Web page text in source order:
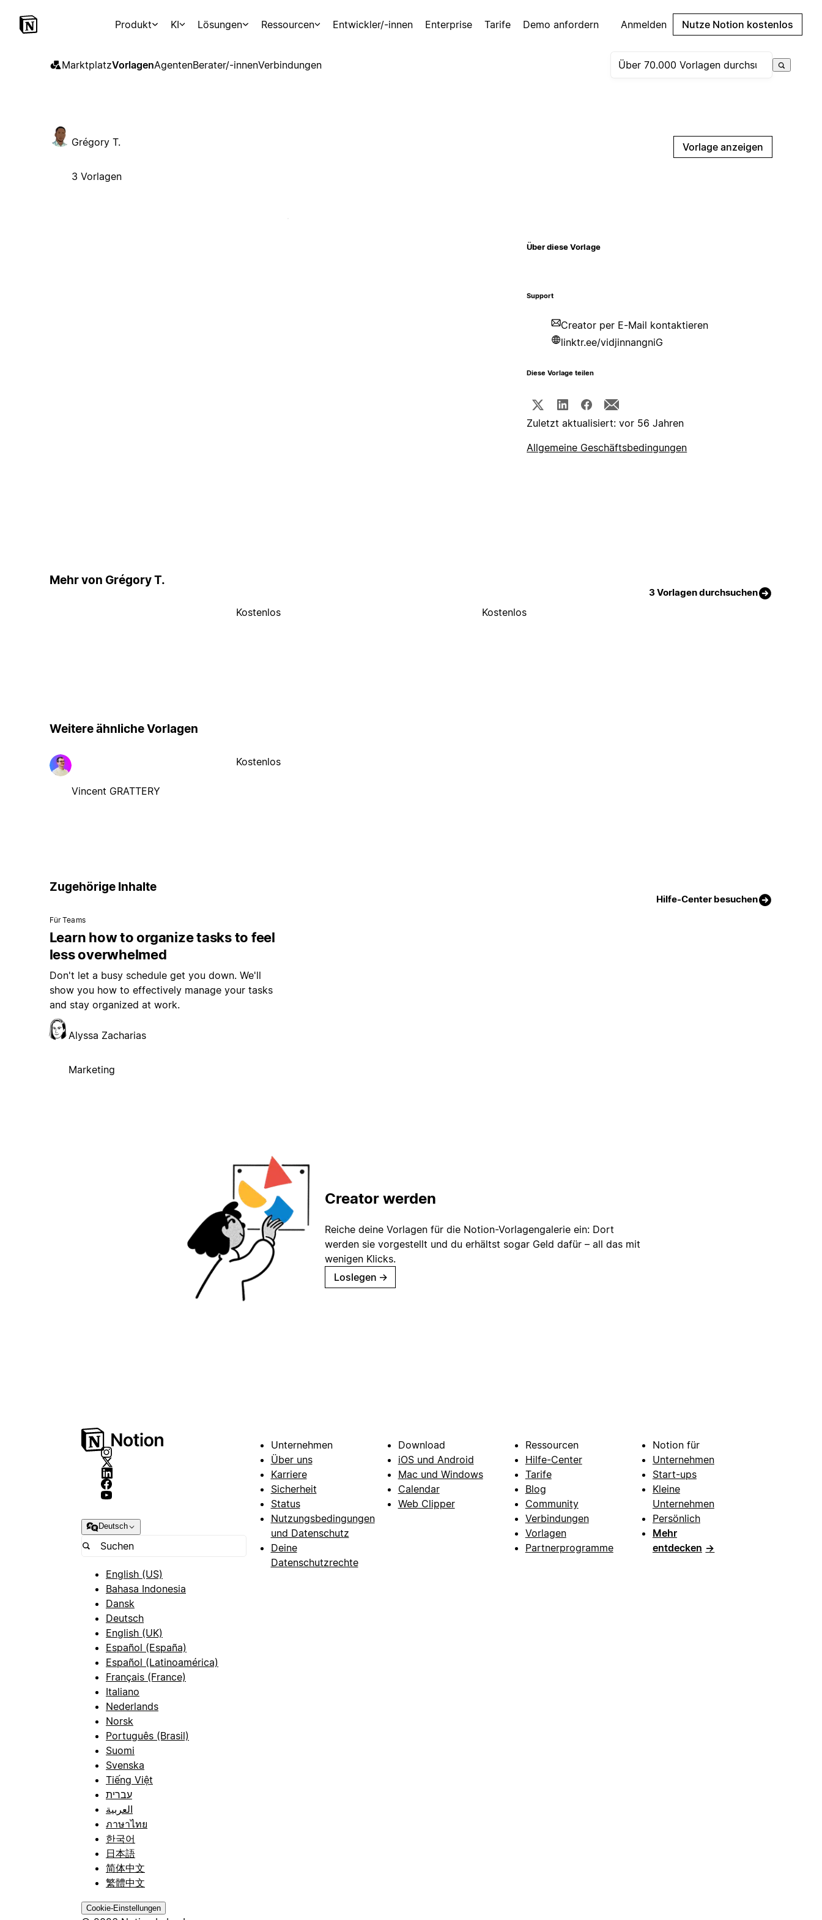
Produkt KI Lösungen Ressourcen Entwickler/-innen Enterprise Tarife Demo anfordern Anmelden Nutze Notion kostenlos
MarktplatzVorlagenAgentenBerater/-innenVerbindungen
Grégory T.
3 Vorlagen
Vorlage anzeigen
Über diese Vorlage
Support
Creator per E-Mail kontaktieren
linktr.ee/vidjinnangniG
Diese Vorlage teilen
Zuletzt aktualisiert: vor 56 Jahren
Allgemeine Geschäftsbedingungen
Mehr von Grégory T.
3 Vorlagen durchsuchen
Kostenlos Kostenlos
Weitere ähnliche Vorlagen
Vincent GRATTERY
Kostenlos
Zugehörige Inhalte
Hilfe-Center besuchen
Für Teams
Learn how to organize tasks to feel
less overwhelmed
Don't let a busy schedule get you down. We'll
show you how to effectively manage your tasks
and stay organized at work.
Alyssa Zacharias
Marketing
Creator werden
Reiche deine Vorlagen für die Notion-Vorlagengalerie ein: Dort
werden sie vorgestellt und du erhältst sogar Geld dafür – all das mit
wenigen Klicks.
Loslegen →
Deutsch
English (US)
Bahasa Indonesia
Dansk
Deutsch
English (UK)
Español (España)
Español (Latinoamérica)
Français (France)
Italiano
Nederlands
Norsk
Português (Brasil)
Suomi
Svenska
Tiếng Việt
עברית
العربية
ภาษาไทย
한국어
日本語
简体中文
繁體中文
Cookie-Einstellungen
Unternehmen
Über uns
Karriere
Sicherheit
Status
Nutzungsbedingungen
und Datenschutz
Deine
Datenschutzrechte
Download
iOS und Android
Mac und Windows
Calendar
Web Clipper
Ressourcen
Hilfe-Center
Tarife
Blog
Community
Verbindungen
Vorlagen
Partnerprogramme
Notion für
Unternehmen
Start-ups
Kleine
Unternehmen
Persönlich
Mehr
entdecken →